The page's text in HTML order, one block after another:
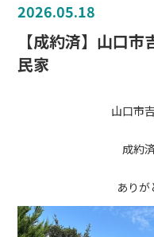
2026.05.18
【成約済】山口
民家
山口市
成約
ありが